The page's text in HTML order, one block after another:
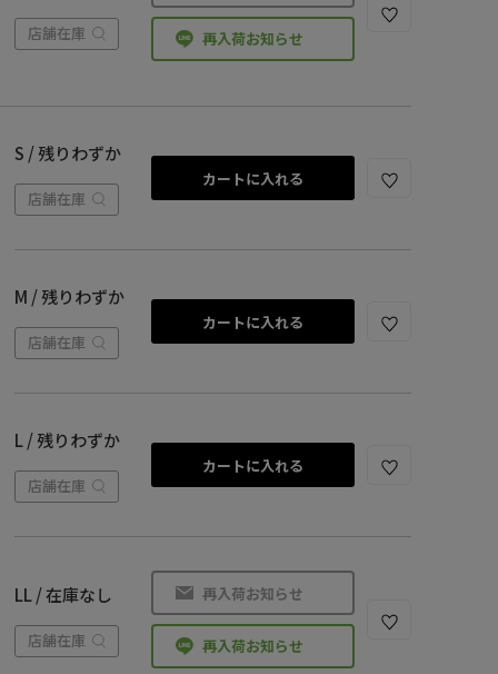
店舗在庫 再入荷お知らせ
S / 残りわずか
店舗在庫
カートに入れる
M / 残りわずか
店舗在庫
カートに入れる
L / 残りわずか
店舗在庫
カートに入れる
LL / 在庫なし
店舗在庫
再入荷お知らせ
再入荷お知らせ